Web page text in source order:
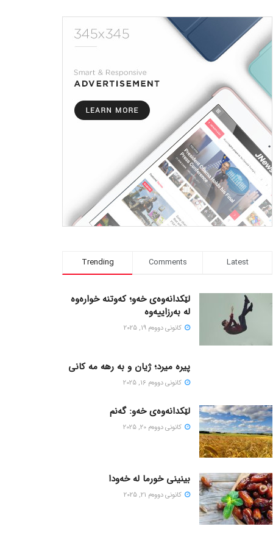
Trending Comments Latest
لێکدانەوەی خەو؛ کەوتنە خوارەوە
لە بەرزاییەوە
كانونی دووه‌م 19, 2025
پیره میرد؛ ژیان و به رهه مه کانی
كانونی دووه‌م 16, 2025
لێکدانەوەی خەو: گەنم
كانونی دووه‌م 20, 2025
بینینی خورما لە خەودا
كانونی دووه‌م 21, 2025